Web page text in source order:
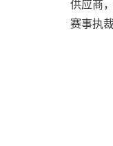
供应商
赛事执